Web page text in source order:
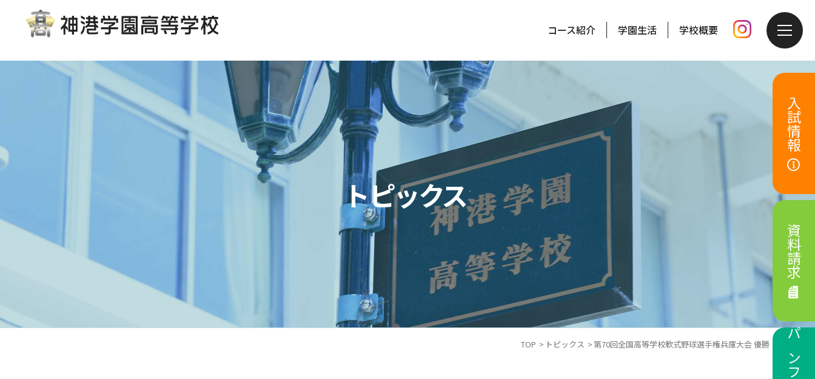
コース紹介 学園生活 学校概要
トピックス
TOP トピックス 第70回全国高等学校軟式野球選手権兵庫大会 優勝
入試情報
資料請求